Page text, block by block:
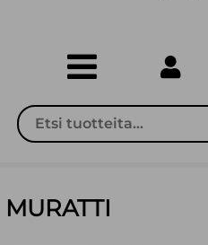
MURATTI